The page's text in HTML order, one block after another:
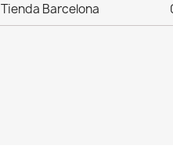
Tienda Barcelona